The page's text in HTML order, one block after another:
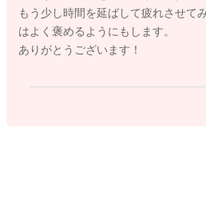
もう少し時間を延ばして疲れさせて
はよく褒めるようにもします。
ありがとうございます！